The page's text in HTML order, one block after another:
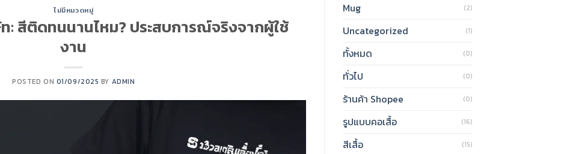
ไม่มีหมวดหมู่
: สีติดทนนานไหม? ประสบการณ์จริงจากผู้ใช้
งาน
POSTED ON 01/09/2025 BY ADMIN
Mug (2)
Uncategorized (1)
ทั้งหมด (0)
ทั่วไป (0)
ร้านค้า Shopee (0)
รูปแบบคอเสื้อ (16)
สีเสื้อ (15)